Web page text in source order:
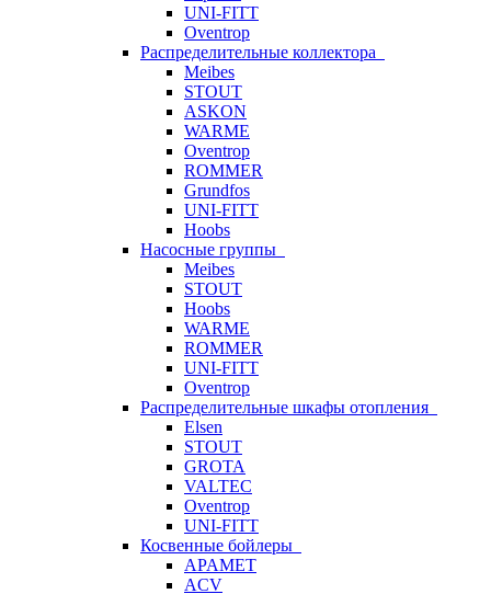
UNI-FITT
Oventrop
Распределительные коллектора
Meibes
STOUT
ASKON
WARME
Oventrop
ROMMER
Grundfos
UNI-FITT
Hoobs
Насосные группы
Meibes
STOUT
Hoobs
WARME
ROMMER
UNI-FITT
Oventrop
Распределительные шкафы отопления
Elsen
STOUT
GROTA
VALTEC
Oventrop
UNI-FITT
Косвенные бойлеры
APAMET
ACV